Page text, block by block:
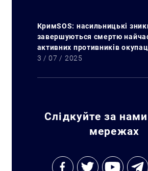
Искать:
КримSOS: насильницькі
завершуються смертю
активних противників
3 / 07 / 2025
Слідкуйте за
мережах